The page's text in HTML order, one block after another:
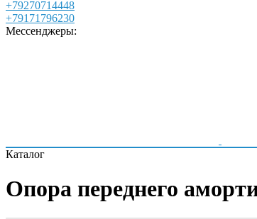
+79270714448
+79171796230
Мессенджеры:
Каталог
Опора переднего